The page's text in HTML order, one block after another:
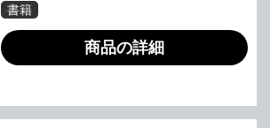
書籍
商品の詳細